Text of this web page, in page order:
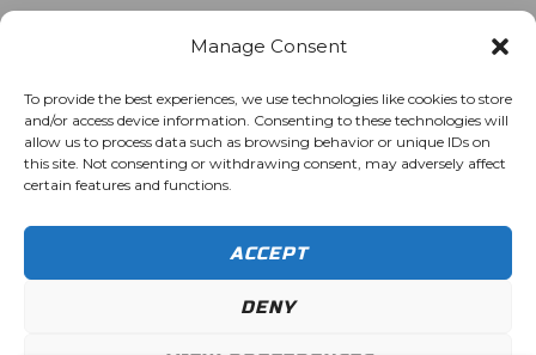
Manage Consent
To provide the best experiences, we use technologies like cookies to store
and/or access device information. Consenting to these technologies will
allow us to process data such as browsing behavior or unique IDs on
this site. Not consenting or withdrawing consent, may adversely affect
certain features and functions.
ACCEPT
DENY